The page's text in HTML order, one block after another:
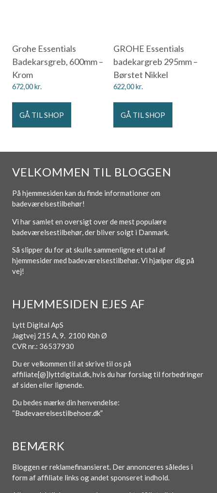
Grohe Essentials
Badekarsgreb, 600mm –
Krom
672,00kr.
GÅ TIL SHOP
GROHE Essentials
badekargreb 295mm –
Børstet Nikkel
622,00kr.
GÅ TIL SHOP
VELKOMMEN TIL BLOGGEN
På hjemmesiden kan du finde informationer om
badeværelsestilbehør!
Vi har samlet en oversigt over de mest populære
badeværelsestilbehør, der bliver solgt i Danmark.
Så slipper du for at skulle sammenligne et utal af
hjemmesider med badeværelsestilbehør. Vi hjælper dig på
vej!
HJEMMESIDEN EJES AF
Lytt Digital ApS
Jagtvej 215 A, 9. 2100 Kbh Ø
CVR nr.: 36537930
Du er velkommen til at skrive til os på
affiliate[@]lyttdigital.dk, hvis du har forslag til forbedringer
af siden eller lignende.
Du bedes mærke din henvendelse:
“Badevaerelsestilbehoer.dk”
BEMÆRK
Bloggen er reklamefinansieret. Der annonceres således i
form af affiliate links og andet sponseret indhold.